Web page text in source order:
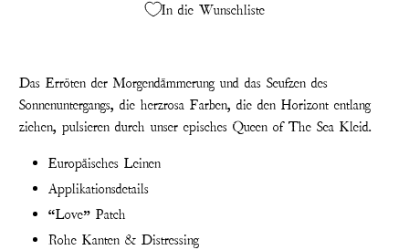
In die Wunschliste
Das Erröten der Morgendämmerung und das Seufzen des
Sonnenuntergangs, die herzrosa Farben, die den Horizont entlang
ziehen, pulsieren durch unser episches Queen of The Sea Kleid.
Europäisches Leinen
Applikationsdetails
“Love” Patch
Rohe Kanten & Distressing